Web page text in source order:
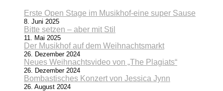
Erste Open Stage im Musikhof-eine super Sause
8. Juni 2025
Bitte setzen – aber mit Stil
11. Mai 2025
Der Musikhof auf dem Weihnachtsmarkt
26. Dezember 2024
Neues Weihnachtsvideo von „The Plagiats“
26. Dezember 2024
Bombastisches Konzert von Jessica Jynn
26. August 2024